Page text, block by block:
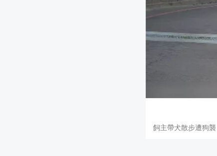
飼主帶犬散步遭狗襲